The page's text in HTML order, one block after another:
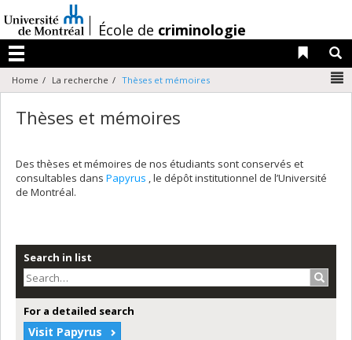
au
contenu
/École de criminologie
Menu
Liens
Home La recherche Thèses et mémoires
Thèses et mémoires
Des thèses et mémoires de nos étudiants sont conservés et
consultables dans Papyrus , le dépôt institutionnel de l’Université
de Montréal.
Search in list
For a detailed search
Visit Papyrus